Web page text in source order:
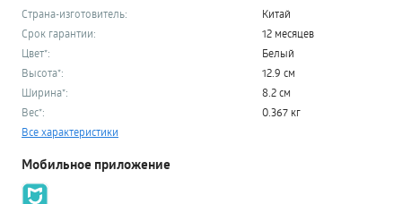
Страна-изготовитель:
Китай
Срок гарантии:
12 месяцев
Цвет*:
Белый
Высота*:
12.9 см
Ширина*:
8.2 см
Вес*:
0.367 кг
Все характеристики
Мобильное приложение